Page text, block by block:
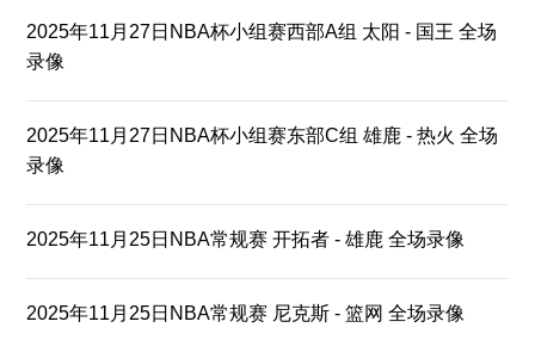
2025年11月27日NBA杯小组赛西部A组 太阳 - 国王 全场
录像
2025年11月27日NBA杯小组赛东部C组 雄鹿 - 热火 全场
录像
2025年11月25日NBA常规赛 开拓者 - 雄鹿 全场录像
2025年11月25日NBA常规赛 尼克斯 - 篮网 全场录像